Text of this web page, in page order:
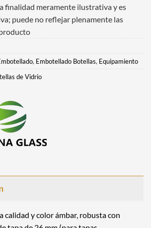
finalidad meramente ilustrativa y es
puede no reflejar plenamente las
, Embotellado Botellas, Equipamiento
de Vidrio
calidad y color ámbar, robusta con